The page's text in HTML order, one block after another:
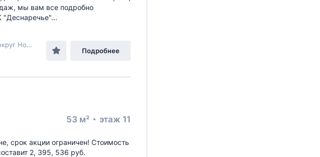
мы вам все подробно
Новомосковский
Подробнее
53 м² этаж 11
срок акции ограничен! Стоимость
2, 395, 536 руб.